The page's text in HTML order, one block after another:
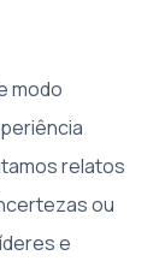
modo
relatos
ou
e